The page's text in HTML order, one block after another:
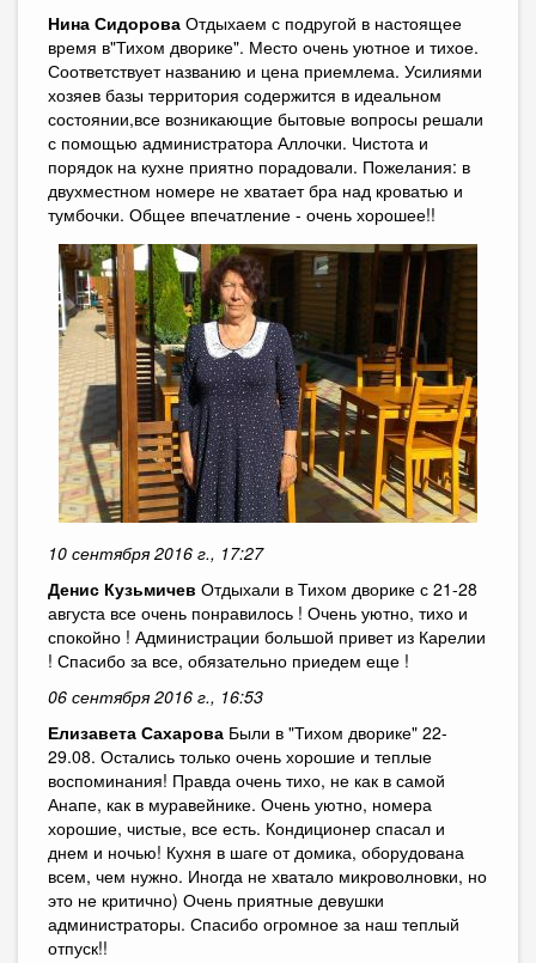
Нина Сидорова Отдыхаем с подругой в настоящее
время в"Тихом дворике". Место очень уютное и тихое.
Соответствует названию и цена приемлема. Усилиями
хозяев базы территория содержится в идеальном
состоянии,все возникающие бытовые вопросы решали
с помощью администратора Аллочки. Чистота и
порядок на кухне приятно порадовали. Пожелания: в
двухместном номере не хватает бра над кроватью и
тумбочки. Общее впечатление - очень хорошее!!
10 сентября 2016 г., 17:27
Денис Кузьмичев Отдыхали в Тихом дворике с 21-28
августа все очень понравилось ! Очень уютно, тихо и
спокойно ! Администрации большой привет из Карелии
! Спасибо за все, обязательно приедем еще !
06 сентября 2016 г., 16:53
Елизавета Сахарова Были в "Тихом дворике" 22-
29.08. Остались только очень хорошие и теплые
воспоминания! Правда очень тихо, не как в самой
Анапе, как в муравейнике. Очень уютно, номера
хорошие, чистые, все есть. Кондиционер спасал и
днем и ночью! Кухня в шаге от домика, оборудована
всем, чем нужно. Иногда не хватало микроволновки, но
это не критично) Очень приятные девушки
администраторы. Спасибо огромное за наш теплый
отпуск!!